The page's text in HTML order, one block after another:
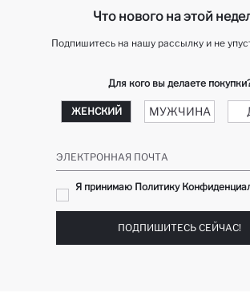
Что нового на этой
Подпишитесь на нашу рассылку и не
Для кого вы делаете
ЖЕНСКИЙ МУЖЧИНА
ЭЛЕКТРОННАЯ ПОЧТА
Я принимаю Политику
ПОДПИШИТЕСЬ СЕЙЧАС!